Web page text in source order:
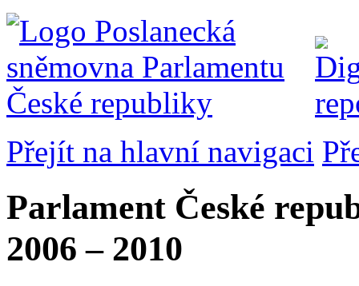
Přejít na hlavní navigaci
Parlament České
2006 – 2010